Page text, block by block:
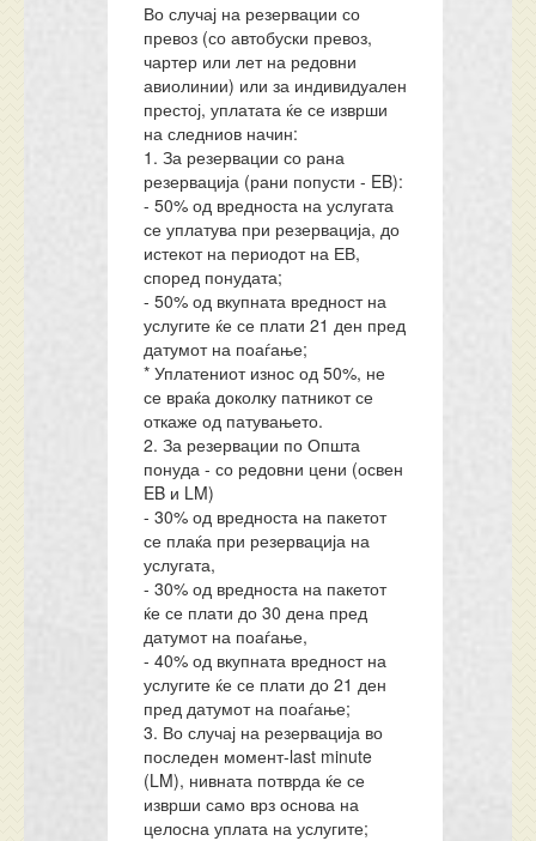
Во случај на резервации со
превоз (со автобуски превоз,
чартер или лет на редовни
авиолинии) или за индивидуален
престој, уплатата ќе се изврши
на следниов начин:
1. За резервации со рана
резервација (рани попусти - EB):
- 50% од вредноста на услугата
се уплатува при резервација, до
истекот на периодот на ЕВ,
според понудата;
- 50% од вкупната вредност на
услугите ќе се плати 21 ден пред
датумот на поаѓање;
* Уплатениот износ од 50%, не
се враќа доколку патникот се
откаже од патувањето.
2. За резервации по Општа
понуда - со редовни цени (освен
EB и LM)
- 30% од вредноста на пакетот
се плаќа при резервација на
услугата,
- 30% од вредноста на пакетот
ќе се плати до 30 дена пред
датумот на поаѓање,
- 40% од вкупната вредност на
услугите ќе се плати до 21 ден
пред датумот на поаѓање;
3. Во случај на резервација во
последен момент-last minute
(LM), нивната потврда ќе се
изврши само врз основа на
целосна уплата на услугите;